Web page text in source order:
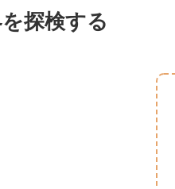
探検する